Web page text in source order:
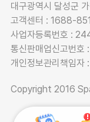
대구광역시 달성군
고객센터 : 1688-
사업자등록번호 :
통신판매업신고번
개인정보관리책임자
Copyright 2016